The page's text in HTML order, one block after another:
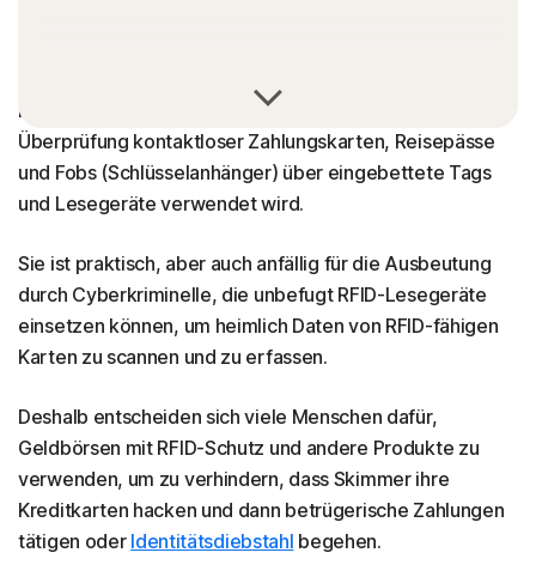
Identification" – eine drahtlose Technologie, die zur
Überprüfung kontaktloser Zahlungskarten, Reisepässe
und Fobs (Schlüsselanhänger) über eingebettete Tags
und Lesegeräte verwendet wird.
Sie ist praktisch, aber auch anfällig für die Ausbeutung
durch Cyberkriminelle, die unbefugt RFID-Lesegeräte
einsetzen können, um heimlich Daten von RFID-fähigen
Karten zu scannen und zu erfassen.
Deshalb entscheiden sich viele Menschen dafür,
Geldbörsen mit RFID-Schutz und andere Produkte zu
verwenden, um zu verhindern, dass Skimmer ihre
Kreditkarten hacken und dann betrügerische Zahlungen
tätigen oder Identitätsdiebstahl begehen.